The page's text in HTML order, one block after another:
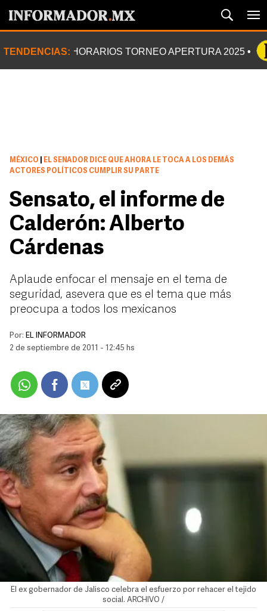
TENDENCIAS: HORARIOS TORNEO APERTURA 2025
MÉXICO
EL SENADOR DICE QUE AHORA LE TOCA A LOS DEMÁS
ACTORES POLÍTICOS CUMPLIR SU PARTE
Sensato, el informe de
Calderón: Alberto
Cárdenas
Aplaude enfocar el mensaje en el tema de
seguridad, asevera que es el tema que más
preocupa a todos los mexicanos
Por: EL INFORMADOR
2 de septiembre de 2011 - 12:45 hs
El ex gobernador de Jalisco celebra el esfuerzo por rehacer el tejido
social. ARCHIVO /